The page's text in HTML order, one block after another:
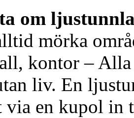
om
mörka
kontor – Alla
liv. En
via en kupol in